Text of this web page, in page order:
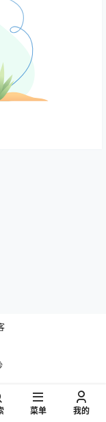
菜单 我的